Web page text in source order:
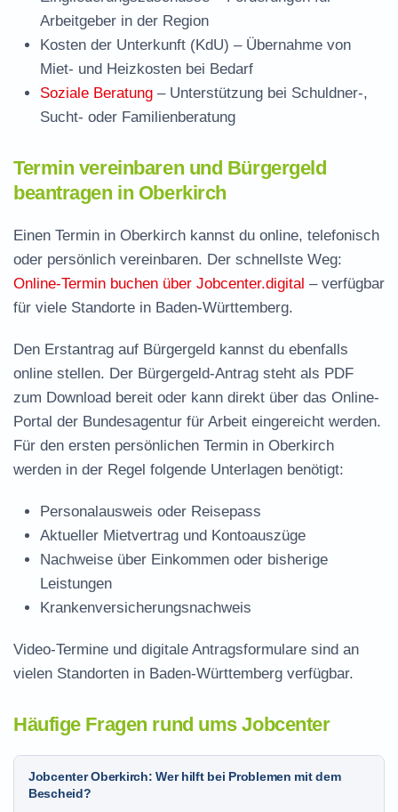
Arbeitgeber in der Region
Kosten der Unterkunft (KdU) – Übernahme von
Miet- und Heizkosten bei Bedarf
Soziale Beratung – Unterstützung bei Schuldner-,
Sucht- oder Familienberatung
Termin vereinbaren und Bürgergeld
beantragen in Oberkirch
Einen Termin in Oberkirch kannst du online, telefonisch
oder persönlich vereinbaren. Der schnellste Weg:
Online-Termin buchen über Jobcenter.digital – verfügbar
für viele Standorte in Baden-Württemberg.
Den Erstantrag auf Bürgergeld kannst du ebenfalls
online stellen. Der Bürgergeld-Antrag steht als PDF
zum Download bereit oder kann direkt über das Online-
Portal der Bundesagentur für Arbeit eingereicht werden.
Für den ersten persönlichen Termin in Oberkirch
werden in der Regel folgende Unterlagen benötigt:
Personalausweis oder Reisepass
Aktueller Mietvertrag und Kontoauszüge
Nachweise über Einkommen oder bisherige
Leistungen
Krankenversicherungsnachweis
Video-Termine und digitale Antragsformulare sind an
vielen Standorten in Baden-Württemberg verfügbar.
Häufige Fragen rund ums Jobcenter
Jobcenter Oberkirch: Wer hilft bei Problemen mit dem
Bescheid?